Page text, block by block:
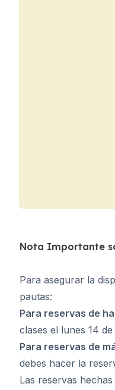
Nota Importante
Para asegurar la
pautas:
Para reservas de
clases el lunes 14
Para reservas de
debes hacer la
Las reservas